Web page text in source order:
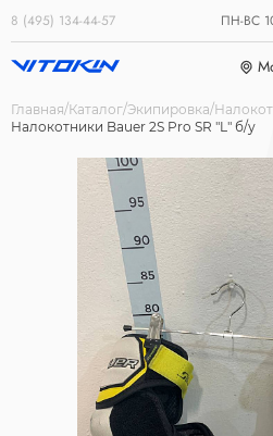
8 (495) 134-44-57 ПН-ВС
Главная Каталог Экипировка
Налокотники Bauer 2S Pro SR "L" б/у